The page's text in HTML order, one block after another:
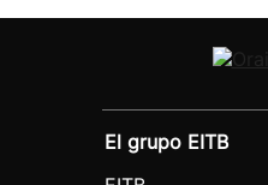
El grupo EITB